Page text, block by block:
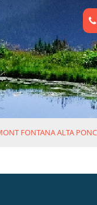
FONTANA ALTA